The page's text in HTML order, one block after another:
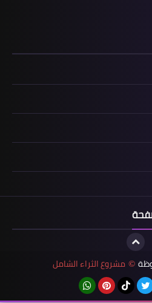
© مشروع الثراء الشامل